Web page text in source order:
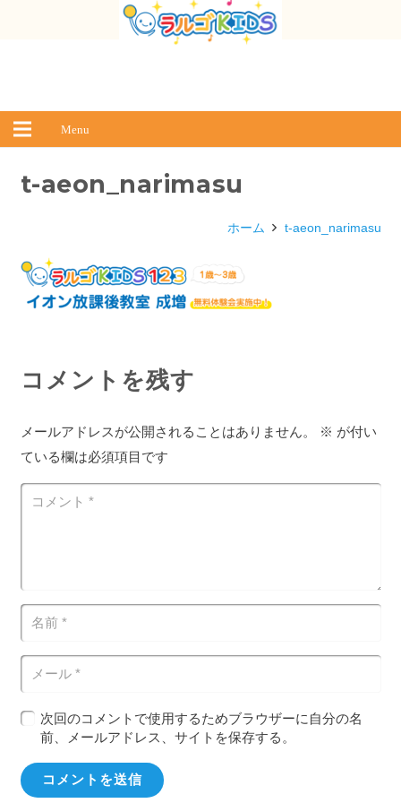
Menu
t-aeon_narimasu
ホーム t-aeon_narimasu
コメントを残す
メールアドレスが公開されることはありません。 ※ が付い
ている欄は必須項目です
次回のコメントで使用するためブラウザーに自分の名
前、メールアドレス、サイトを保存する。
コメントを送信